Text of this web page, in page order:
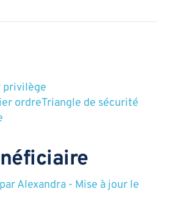
privilège
ordreTriangle de sécurité
Alexandra - Mise à jour le